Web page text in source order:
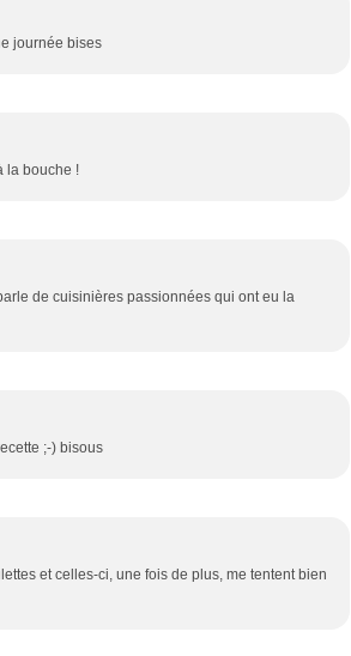
journée bises
la bouche !
de cuisinières passionnées qui ont eu la
;-) bisous
et celles-ci, une fois de plus, me tentent bien